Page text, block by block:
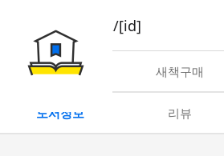
book/rent/[id]
대여 새책구매
도서정보 리뷰